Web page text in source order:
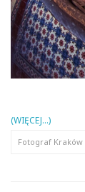
(WIĘCEJ…)
Fotograf Kraków